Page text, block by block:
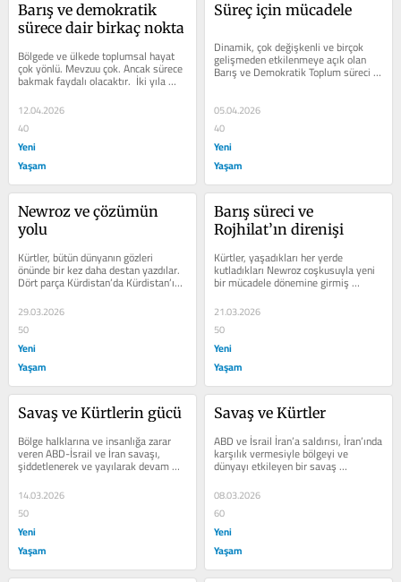
Barış ve demokratik
sürece dair birkaç nokta
Bölgede ve ülkede toplumsal hayat
çok yönlü. Mevzuu çok. Ancak sürece
bakmak faydalı olacaktır.  İki yıla
yaklaşan bir süredir,...
12.04.2026
40
Yeni
Yaşam
Süreç için mücadele
Dinamik, çok değişkenli ve birçok
gelişmeden etkilenmeye açık olan
Barış ve Demokratik Toplum süreci
bir yılı aşkın bir süreden beri...
05.04.2026
40
Yeni
Yaşam
Newroz ve çözümün
yolu
Kürtler, bütün dünyanın gözleri
önünde bir kez daha destan yazdılar.
Dört parça Kürdistan’da Kürdistan’ın
dağlarında, Mahmur’da,...
29.03.2026
50
Yeni
Yaşam
Barış süreci ve
Rojhilat’ın direnişi
Kürtler, yaşadıkları her yerde
kutladıkları Newroz coşkusuyla yeni
bir mücadele dönemine girmiş
bulunuyorlar. Mevcut durumda
Kürtler ve...
21.03.2026
50
Yeni
Yaşam
Savaş ve Kürtlerin gücü
Bölge halklarına ve insanlığa zarar
veren ABD-İsrail ve İran savaşı,
şiddetlenerek ve yayılarak devam
ediyor. Savaşan güçler başkaları...
14.03.2026
50
Yeni
Yaşam
Savaş ve Kürtler
ABD ve İsrail İran’a saldırısı, İran’ında
karşılık vermesiyle bölgeyi ve
dünyayı etkileyen bir savaş
yaşanmaktadır.  Bu savaşın...
08.03.2026
60
Yeni
Yaşam